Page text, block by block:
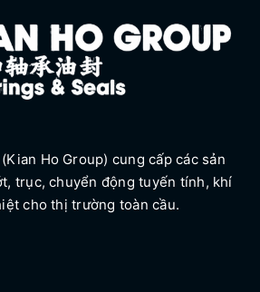
Ho Group) cung cấp các sản
trục, chuyển động tuyến tính, khí
cho thị trường toàn cầu.